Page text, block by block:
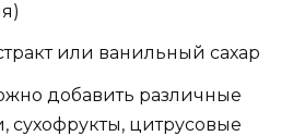
или ванильный сахар
добавить различные
сухофрукты, цитрусовые